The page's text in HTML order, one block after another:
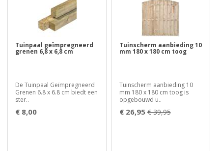
Tuinpaal geïmpregneerd
grenen 6,8 x 6,8 cm
De Tuinpaal Geïmpregneerd
Grenen 6.8 x 6.8 cm biedt een
ster..
€ 8,00
Tuinscherm aanbieding 10
mm 180 x 180 cm toog
Tuinscherm aanbieding 10
mm 180 x 180 cm toog is
opgebouwd u..
€ 26,95 € 39,95